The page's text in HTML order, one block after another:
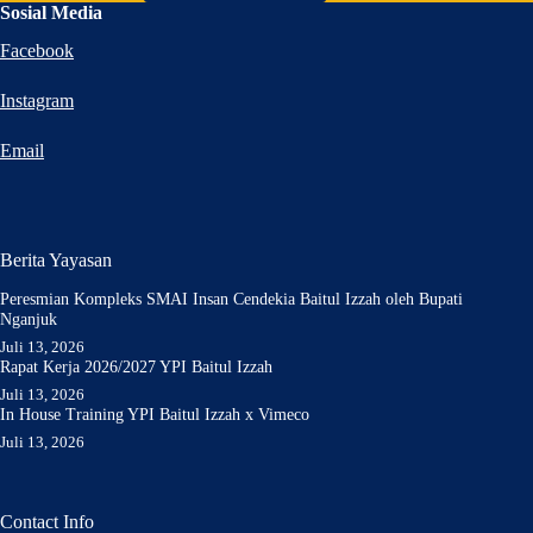
Sosial Media
Facebook
Instagram
Email
Berita Yayasan
Peresmian Kompleks SMAI Insan Cendekia Baitul Izzah oleh Bupati
Nganjuk
Juli 13, 2026
Rapat Kerja 2026/2027 YPI Baitul Izzah
Juli 13, 2026
In House Training YPI Baitul Izzah x Vimeco
Juli 13, 2026
Contact Info